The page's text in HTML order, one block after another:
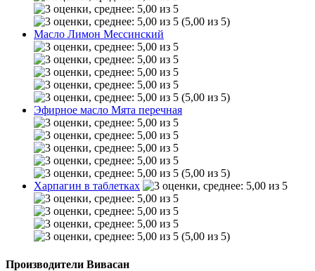
(5,00 из 5)
Масло Лимон Мессинский
(5,00 из 5)
Эфирное масло Мята перечная
(5,00 из 5)
Харпагин в таблетках
(5,00 из 5)
Производители Вивасан